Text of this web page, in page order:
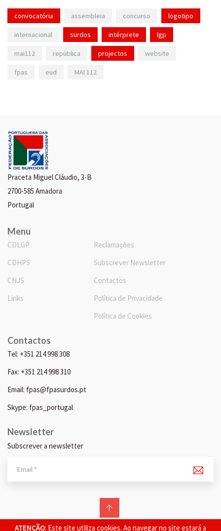
ATENÇÃO: Este site utiliza cookies. Ao navegar no site estará a
convocatória assembleia concurso logotipo
internacional surdos intérprete lgp
mai112 república projectos website
fpas eud MAI 112
Praceta Miguel Cláudio, 3-B
2700-585 Amadora
Portugal
Menu
CDLGP
CDHPS
CNJS
Links
Reclamações
Subscrever Newsletter
Contactos
Política de Privacidade
Política de Cookies
Contactos
Tel: +351 214 998 308
Fax: +351 214 998 310
Email: fpas@fpasurdos.pt
Skype: fpas_portugal
Newsletter
Subscrever a newsletter
© 2026 FPAS. Todos os direitos reservados.